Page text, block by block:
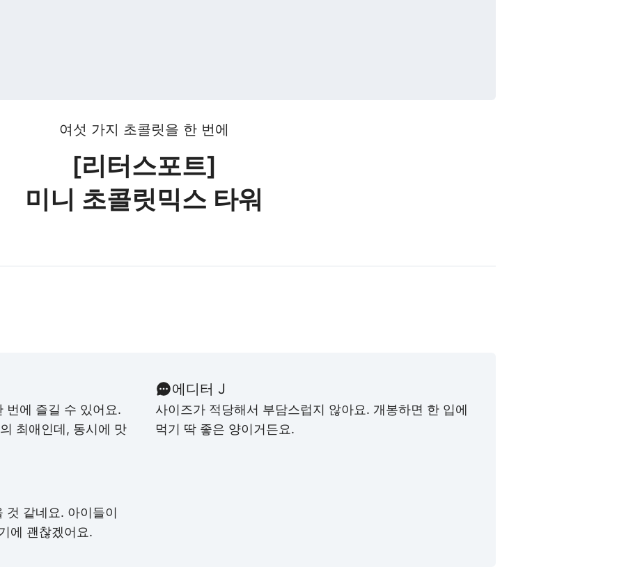
여섯 가지 초콜릿을 한 번에
[리터스포트]
미니 초콜릿믹스 타워
번에 즐길 수 있어요.
최애인데, 동시에 맛
에디터 J
사이즈가 적당해서 부담스럽지 않아요. 개봉하면 한 입에
먹기 딱 좋은 양이거든요.
것 같네요. 아이들이
에 괜찮겠어요.